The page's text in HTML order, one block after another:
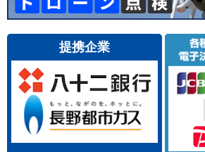
提携企業